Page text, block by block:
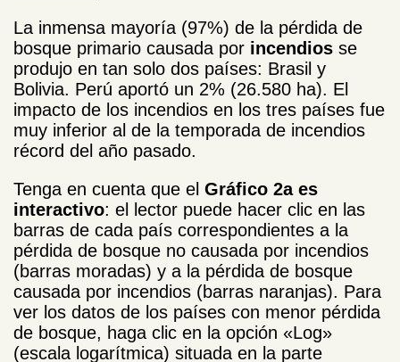
La inmensa mayoría (97%) de la pérdida de
bosque primario causada por incendios se
produjo en tan solo dos países: Brasil y
Bolivia. Perú aportó un 2% (26.580 ha). El
impacto de los incendios en los tres países fue
muy inferior al de la temporada de incendios
récord del año pasado.
Tenga en cuenta que el Gráfico 2a es
interactivo: el lector puede hacer clic en las
barras de cada país correspondientes a la
pérdida de bosque no causada por incendios
(barras moradas) y a la pérdida de bosque
causada por incendios (barras naranjas). Para
ver los datos de los países con menor pérdida
de bosque, haga clic en la opción «Log»
(escala logarítmica) situada en la parte